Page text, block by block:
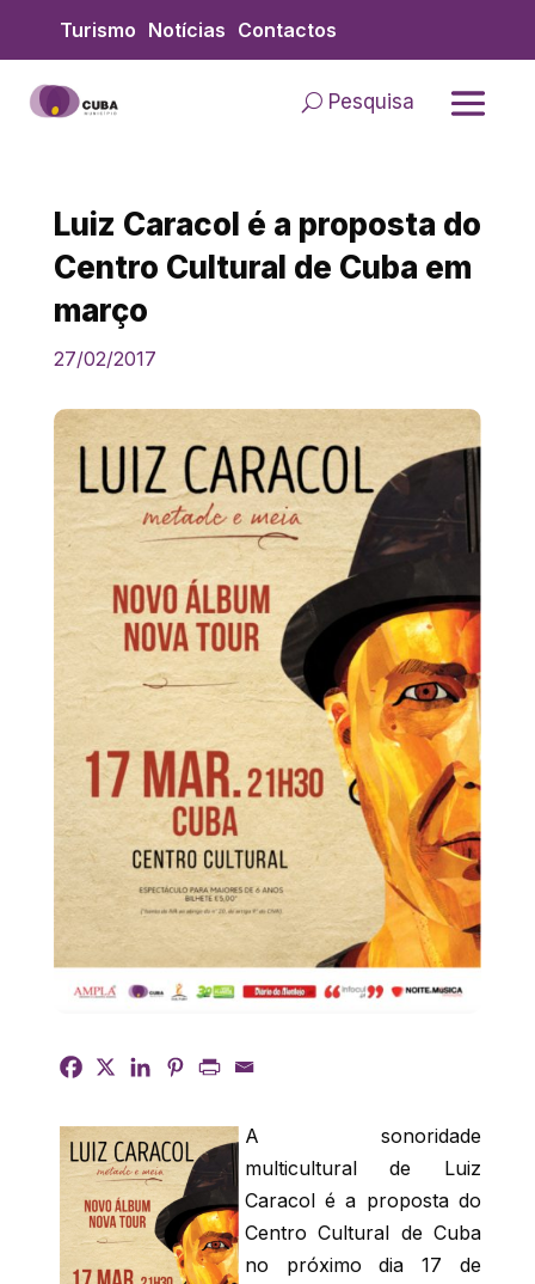
content
Turismo Notícias Contactos
Pesquisa
Luiz Caracol é a proposta do
Centro Cultural de Cuba em
março
27/02/2017
A sonoridade
multicultural de Luiz
Caracol é a proposta do
Centro Cultural de Cuba
no próximo dia 17 de